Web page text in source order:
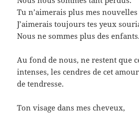
Tu n’aimerais plus mes
J’aimerais toujours tes yeux
Nous ne sommes plus des enfants.
Au fond de nous, ne restent que
intenses, les cendres de cet
de tendresse.
Ton visage dans mes cheveux,